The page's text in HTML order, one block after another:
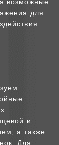
возможные
для
и
а также
Для